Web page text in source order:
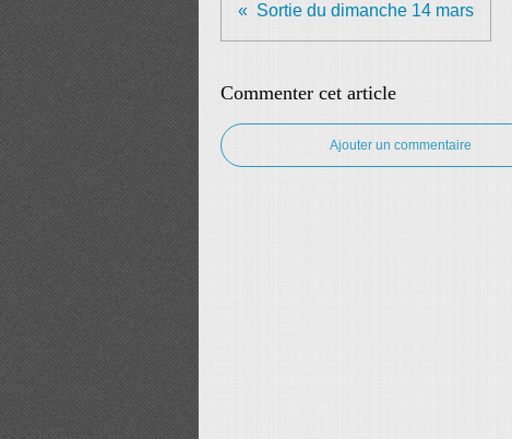
Sortie du dimanche 14 mars
Commenter cet article
Ajouter un commentaire